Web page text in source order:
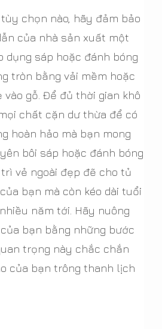
chọn nào, hãy đảm bảo
của nhà sản xuất một
dụng sáp hoặc đánh bóng
tròn bằng vải mềm hoặc
vào gỗ. Để đủ thời gian khô
chất cặn dư thừa để có
hoàn hảo mà bạn mong
bôi sáp hoặc đánh bóng
vẻ ngoài đẹp đẽ cho tủ
bạn mà còn kéo dài tuổi
năm tới. Hãy nuông
bạn bằng những bước
trọng này chắc chắn
của bạn trông thanh lịch